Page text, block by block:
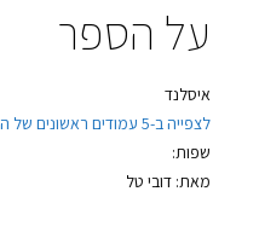
על הספר
איסלנד
לצפייה ב-5 עמודים ראשונים של הספר
שפות:
מאת: דובי טל